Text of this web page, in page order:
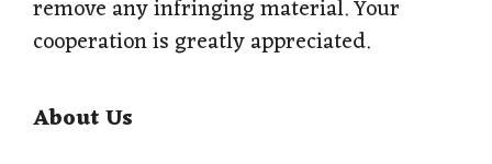
remove any infringing material. Your
cooperation is greatly appreciated.
About Us